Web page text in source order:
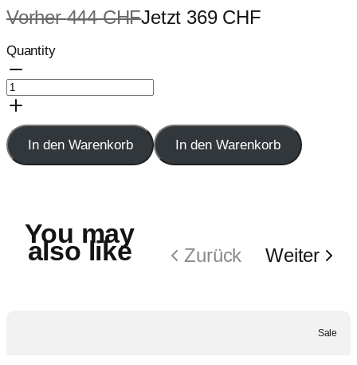
Vorher444 CHFJetzt 369 CHF
Quantity
In den Warenkorb In den Warenkorb
You may
also like Zurück Weiter
Sale